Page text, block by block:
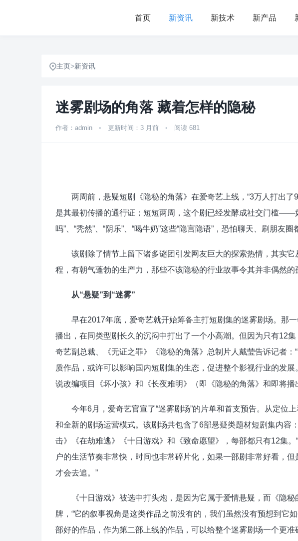
首页 新资讯 新技术 新产品
主页>新资讯
迷雾剧场的角落 藏着怎样的隐秘
作者：admin • 更新时间：3 月前 • 阅读 681
两周前，悬疑短剧《隐秘的角落》在爱奇艺上线，“3万人打出了
是其最初传播的通行证；短短两周，这个剧已经发酵成社交门槛——
吗”、“秃然”、“阴乐”、“喝牛奶”这些“隐言隐语”，恐怕聊天、刷朋友圈
该剧除了情节上留下诸多谜团引发网友巨大的探索热情，其实它
程，有朝气蓬勃的生产力，那些不该隐秘的行业故事令其并非偶然的
从“悬疑”到“迷雾”
早在2017年底，爱奇艺就开始筹备主打短剧集的迷雾剧场。那一
播出，在同类型剧长久的沉闷中打出了一个小高潮。但因为只有12
奇艺副总裁、《无证之罪》《隐秘的角落》总制片人戴莹告诉记者
质作品，或许可以影响国内短剧集的生态，促进整个影视行业的发
说改编项目《坏小孩》和《长夜难明》（即《隐秘的角落》和即将播
今年6月，爱奇艺官宣了“迷雾剧场”的片单和首支预告。从定位
和全新的剧场运营模式。该剧场共包含了6部悬疑类题材短剧集内容
击》《在劫难逃》《十日游戏》和《致命愿望》，每部都只有12集
户的生活节奏非常快，时间也非常碎片化，如果一部剧非常好看，
才会去追。”
《十日游戏》被选中打头炮，是因为它属于爱情悬疑，而《隐秘
牌，“它的叙事视角是这类作品之前没有的，我们虽然没有预想到它
部好的作品，作为第二部上线的作品，可以给整个迷雾剧场一个更